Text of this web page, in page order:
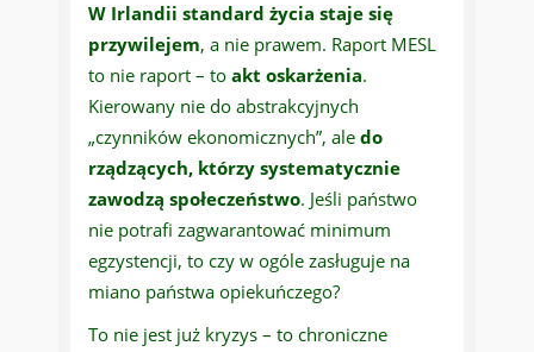
W Irlandii standard życia staje się
przywilejem, a nie prawem. Raport MESL
to nie raport – to akt oskarżenia.
Kierowany nie do abstrakcyjnych
„czynników ekonomicznych”, ale do
rządzących, którzy systematycznie
zawodzą społeczeństwo. Jeśli państwo
nie potrafi zagwarantować minimum
egzystencji, to czy w ogóle zasługuje na
miano państwa opiekuńczego?
To nie jest już kryzys – to chroniczne